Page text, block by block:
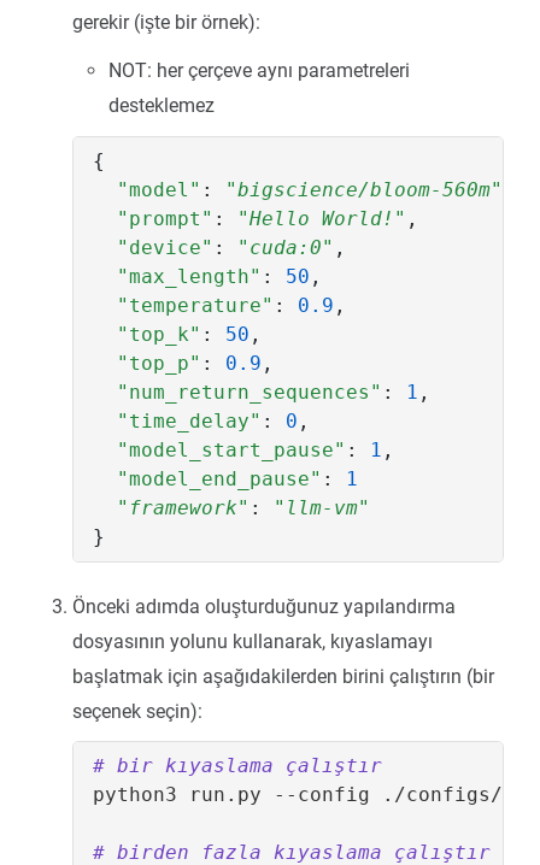
gerekir (işte bir örnek):
NOT: her çerçeve aynı parametreleri
desteklemez
{
"model" : "bigscience/bloom-560m"
"prompt" : "Hello World!" ,
"device" : "cuda:0" ,
"max_length" : 50 ,
"temperature" : 0.9 ,
"top_k" : 50 ,
"top_p" : 0.9 ,
"num_return_sequences" : 1 ,
"time_delay" : 0 ,
"model_start_pause" : 1 ,
"model_end_pause" :
1
"framework" :
"llm-vm"
}
Önceki adımda oluşturduğunuz yapılandırma
dosyasının yolunu kullanarak, kıyaslamayı
başlatmak için aşağıdakilerden birini çalıştırın (bir
seçenek seçin):
# bir kıyaslama çalıştır
# birden fazla kıyaslama çalıştır (bu